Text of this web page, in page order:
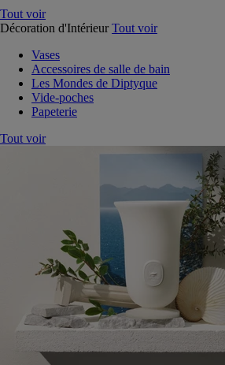
Tout voir
Décoration d'Intérieur Tout voir
Vases
Accessoires de salle de bain
Les Mondes de Diptyque
Vide-poches
Papeterie
Tout voir